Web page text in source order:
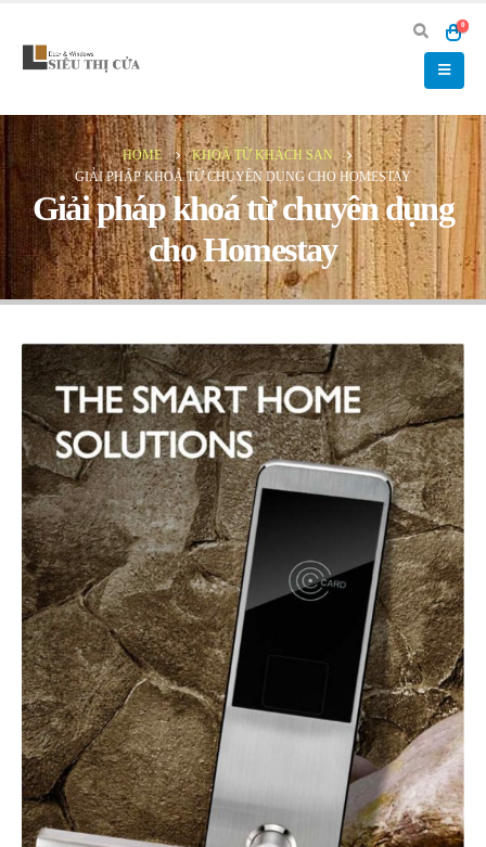
0
HOME
KHOÁ TỪ KHÁCH SẠN
GIẢI PHÁP KHOÁ TỪ CHUYÊN DỤNG CHO HOMESTAY
Giải pháp khoá từ chuyên dụng
cho Homestay